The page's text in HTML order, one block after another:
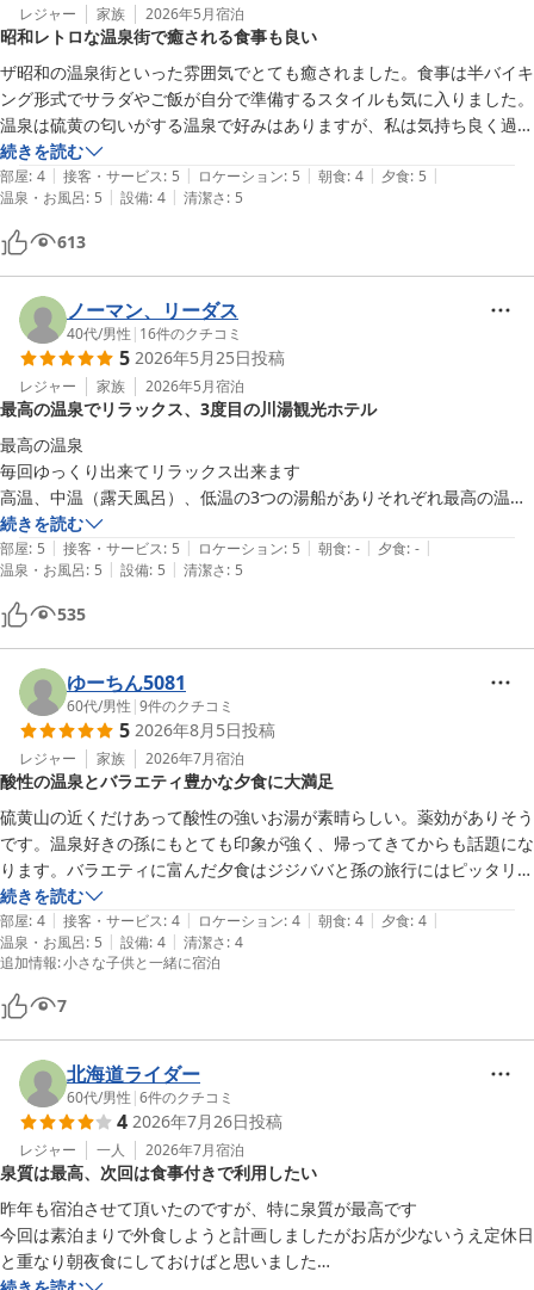
レジャー 家族 2026年5月宿泊
昭和レトロな温泉街で癒される食事も良い
ザ昭和の温泉街といった雰囲気でとても癒されました。食事は半バイキ
ング形式でサラダやご飯が自分で準備するスタイルも気に入りました。
温泉は硫黄の匂いがする温泉で好みはありますが、私は気持ち良く過ご
せました。
次回も利用したいです。ありがとうございました。
続きを読む
部屋: 4 | 接客・サービス: 5 | ロケーション: 5 | 朝食: 4 | 夕食: 5 |
温泉・お風呂: 5 | 設備: 4 | 清潔さ: 5
613
ノーマン、リーダス
40代/男性 | 16件のクチコミ
5 2026年5月25日投稿
レジャー 家族 2026年5月宿泊
最高の温泉でリラックス、3度目の川湯観光ホテル
最高の温泉
毎回ゆっくり出来てリラックス出来ます
高温、中温（露天風呂）、低温の3つの湯船がありそれぞれ最高の温泉
です^_^
酸性の温泉でピリピリ感がまた最高
今年で3回目の川湯観光ホテルでした
あと何回来れるかな？
まだまだ行きたいです
ありがとうございました^_^
続きを読む
部屋: 5 | 接客・サービス: 5 | ロケーション: 5 | 朝食: - | 夕食: - |
温泉・お風呂: 5 | 設備: 5 | 清潔さ: 5
535
ゆーちん5081
60代/男性 |9件のクチコミ
5 2026年8月5日投稿
レジャー 家族 2026年7月宿泊
酸性の温泉とバラエティ豊かな夕食に大満足
硫黄山の近くだけあって酸性の強いお湯が素晴らしい。薬効がありそう
です。温泉好きの孫にもとても印象が強く、帰ってきてからも話題にな
ります。バラエティに富んだ夕食はジジババと孫の旅行にはピッタリで
した。
続きを読む
部屋: 4 | 接客・サービス: 4 | ロケーション: 4 | 朝食: 4 | 夕食: 4 |
温泉・お風呂: 5 | 設備: 4 | 清潔さ: 4
追加情報:小さな子供と一緒に宿泊
7
北海道ライダー
60代/男性 |6件のクチコミ
4 2026年7月26日投稿
レジャー 一人 2026年7月宿泊
泉質は最高、次回は食事付きで利用したい
昨年も宿泊させて頂いたのですが、特に泉質が最高です
今回は素泊まりで外食しようと計画しましたがお店が少ないうえ定休日
と重なり朝夜食にしておけばと思いました